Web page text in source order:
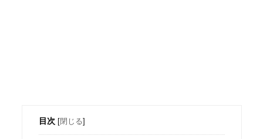
目次 [閉じる]